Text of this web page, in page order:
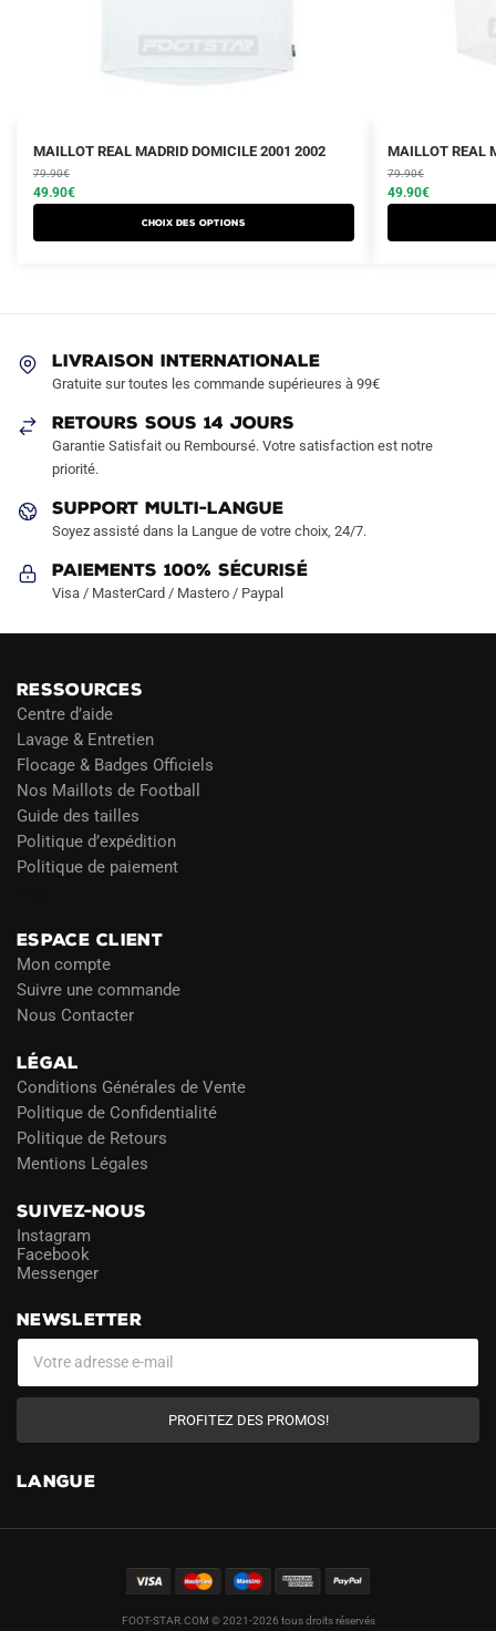
MAILLOT REAL MADRID DOMICILE 2001 2002
79.90€
Le
prix
initial
était :
49.90€
Le
prix
actuel
est :
Choix des options
Ce
produit
a
être
choisies
sur
page
produit
MAILLOT REAL
79.90€
Le
prix
initial
était :
49.90€
Le
prix
actuel
est :
Ce
produit
a
la
LIVRAISON INTERNATIONALE
Gratuite sur toutes les commande supérieures à 99€
RETOURS SOUS 14 JOURS
Garantie Satisfait ou Remboursé. Votre satisfaction est notre
priorité.
SUPPORT MULTI-LANGUE
Soyez assisté dans la Langue de votre choix, 24/7.
Paiements 100% Sécurisé
Visa / MasterCard / Mastero / Paypal
RESSOURCES
Centre d’aide
Lavage & Entretien
Flocage & Badges Officiels
Nos Maillots de Football
Guide des tailles
Politique d’expédition
Politique de paiement
ESPACE CLIENT
Mon compte
Suivre une commande
Nous Contacter
LÉGAL
Conditions Générales de Vente
Politique de Confidentialité
Politique de Retours
Mentions Légales
SUIVEZ-NOUS
Instagram
Facebook
Messenger
NEWSLETTER
PROFITEZ DES PROMOS!
LANGUE
FOOT-STAR.COM © 2021-2026 tous droits réservés